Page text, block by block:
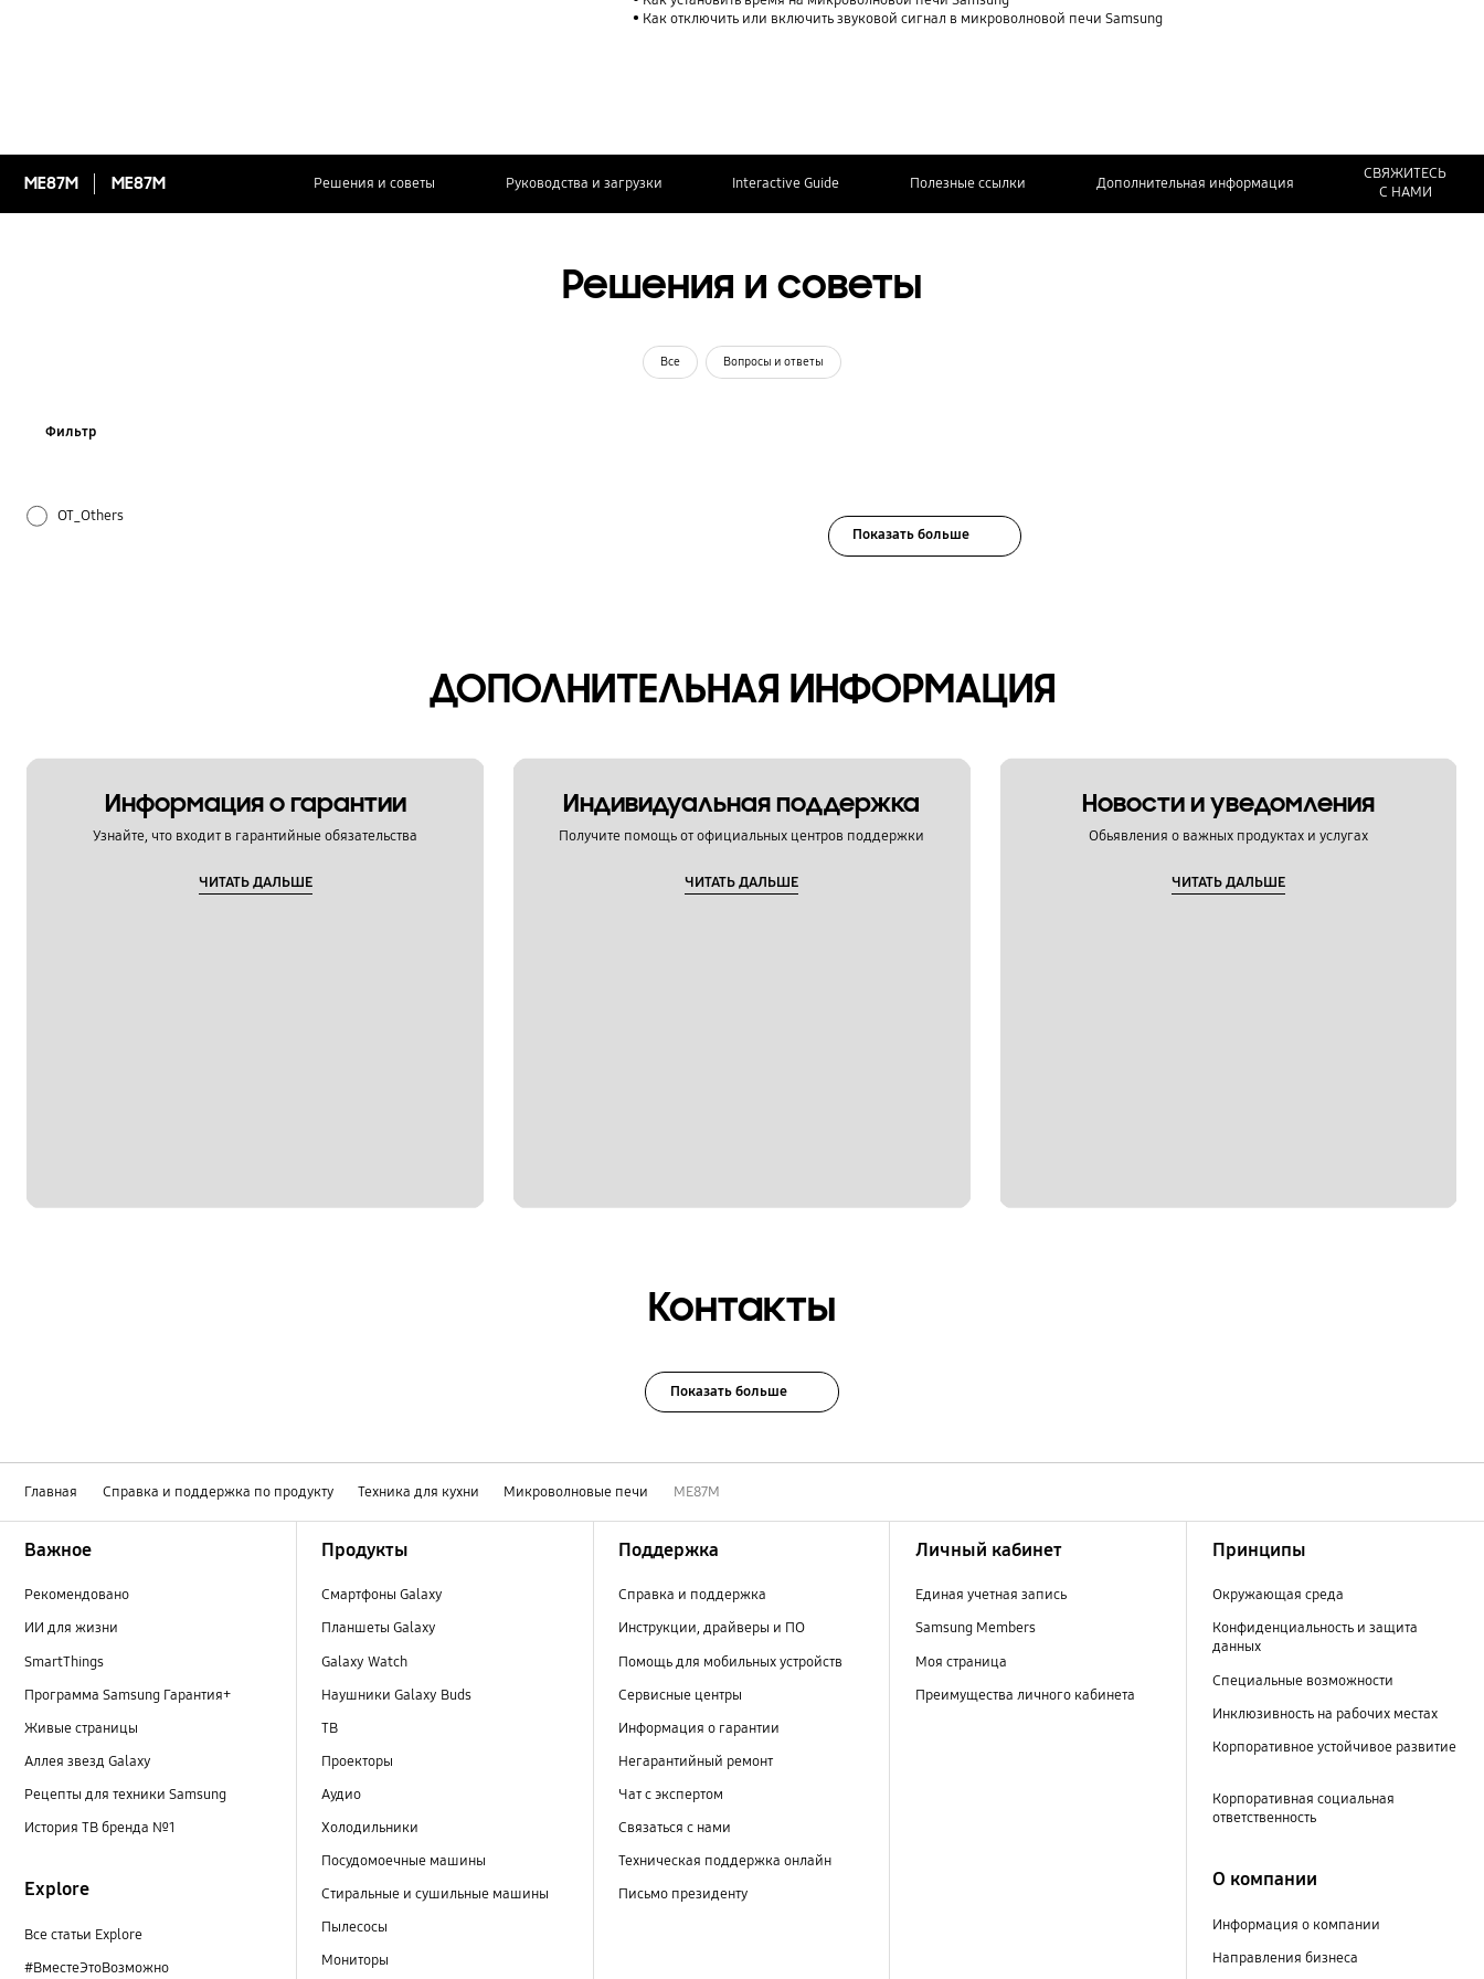
Как отключить или включить звуковой сигнал в микроволновой печи Samsung
ME87M ME87M Решения и советы Руководства и загрузки Interactive Guide Полезные ссылки Дополнительная информация
СВЯЖИТЕСЬ
С НАМИ
Решения и советы
Все Вопросы и ответы
Фильтр
OT_Others
Показать больше
ДОПОЛНИТЕЛЬНАЯ ИНФОРМАЦИЯ
Информация о гарантии
Узнайте, что входит в гарантийные обязательства
ЧИТАТЬ ДАЛЬШЕ
Индивидуальная поддержка
Получите помощь от официальных центров поддержки
ЧИТАТЬ ДАЛЬШЕ
Новости и уведомления
Обьявления о важных продуктах и услугах
ЧИТАТЬ ДАЛЬШЕ
Контакты
Показать больше
Главная Справка и поддержка по продукту Техника для кухни Микроволновые печи ME87M
Важное
Рекомендовано
ИИ для жизни
SmartThings
Программа Samsung Гарантия+
Живые страницы
Аллея звезд Galaxy
Рецепты для техники Samsung
История ТВ бренда №1
Explore
Все статьи Explore
#ВместеЭтоВозможно
Продукты
Смартфоны Galaxy
Планшеты Galaxy
Galaxy Watch
Наушники Galaxy Buds
ТВ
Проекторы
Аудио
Холодильники
Посудомоечные машины
Стиральные и сушильные машины
Пылесосы
Мониторы
Поддержка
Справка и поддержка
Инструкции, драйверы и ПО
Помощь для мобильных устройств
Сервисные центры
Информация о гарантии
Негарантийный ремонт
Чат с экспертом
Связаться с нами
Техническая поддержка онлайн
Письмо президенту
Личный кабинет
Единая учетная запись
Samsung Members
Моя страница
Преимущества личного кабинета
Принципы
Окружающая среда
Конфиденциальность и защита
данных
Специальные возможности
Инклюзивность на рабочих местах
Корпоративное устойчивое развитие
Корпоративная социальная
ответственность
О компании
Информация о компании
Направления бизнеса